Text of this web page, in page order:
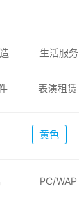
生活服务
表演租赁
黄色
PC/WAP